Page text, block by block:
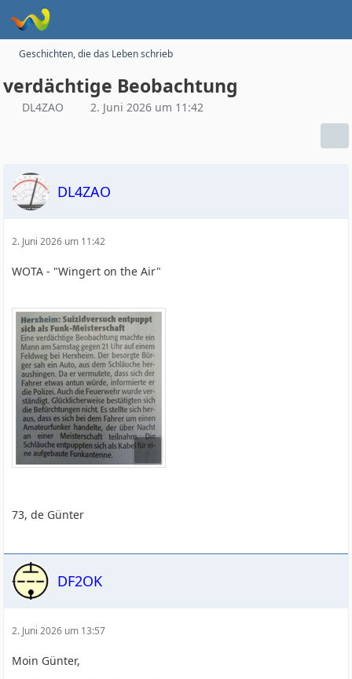
Geschichten, die das Leben schrieb
verdächtige Beobachtung
DL4ZAO 2. Juni 2026 um 11:42
DL4ZAO
2. Juni 2026 um 11:42
WOTA - "Wingert on the Air"
73, de Günter
DF2OK
2. Juni 2026 um 13:57
Moin Günter,